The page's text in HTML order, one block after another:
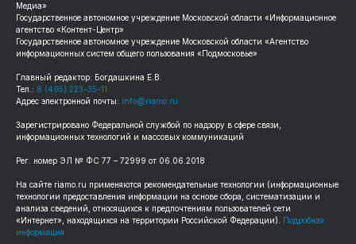
Медиа»
Государственное автономное учреждение Московской области «Информационное
агентство «Контент-Центр»
Государственное автономное учреждение Московской области «Агентство
информационных систем общего пользования «Подмосковье»
Главный редактор: Богдашкина Е.В.
Тел.: 8 (495) 223-35-11
Адрес электронной почты: info@riamo.ru
Зарегистрировано Федеральной службой по надзору в сфере связи,
информационных технологий и массовых коммуникаций
Рег. номер ЭЛ № ФС 77 – 72999 от 06.06.2018
На сайте riamo.ru применяются рекомендательные технологии (информационные
технологии предоставления информации на основе сбора, систематизации и
анализа сведений, относящихся к предпочтениям пользователей сети
«Интернет», находящихся на территории Российской Федерации). Подробная
информация